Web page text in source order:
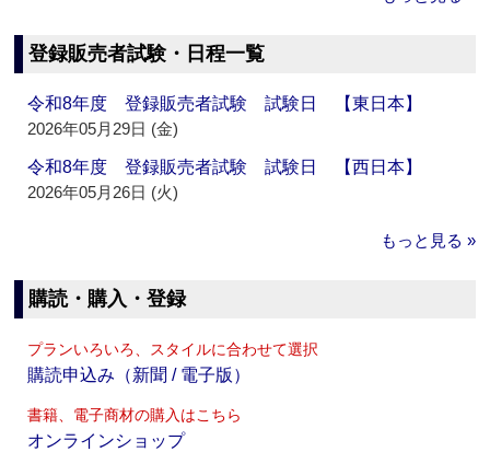
登録販売者試験・日程一覧
令和8年度 登録販売者試験 試験日 【東日本】
2026年05月29日 (金)
令和8年度 登録販売者試験 試験日 【西日本】
2026年05月26日 (火)
もっと見る »
購読・購入・登録
プランいろいろ、スタイルに合わせて選択
購読申込み（新聞 / 電子版）
書籍、電子商材の購入はこちら
オンラインショップ